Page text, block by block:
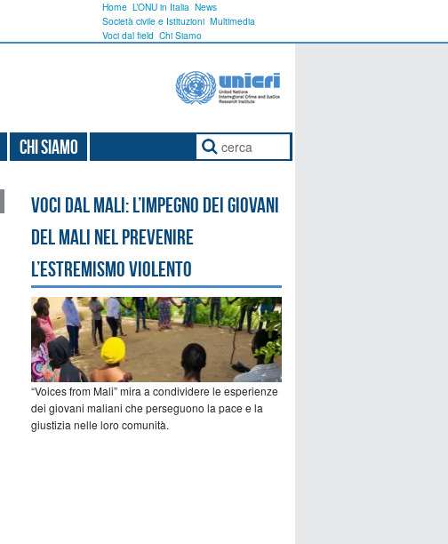
Home L’ONU in Italia News
Società civile e Istituzioni Multimedia
Voci dal field Chi Siamo
Chi Siamo
Voci dal Mali: l’impegno dei giovani
del Mali nel prevenire
l’estremismo violento
“Voices from Mali” mira a condividere le esperienze
dei giovani maliani che perseguono la pace e la
giustizia nelle loro comunità.